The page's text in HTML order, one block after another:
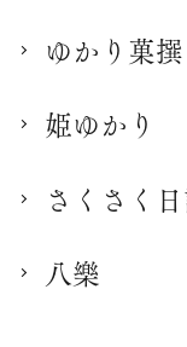
ゆかり菓
姫ゆかり
さくさく
八樂